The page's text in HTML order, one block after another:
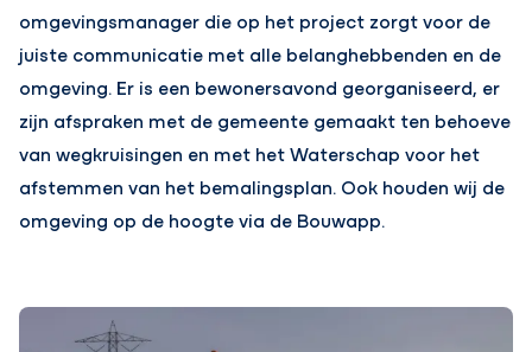
omgevingsmanager die op het project zorgt voor de
juiste communicatie met alle belanghebbenden en de
omgeving. Er is een bewonersavond georganiseerd, er
zijn afspraken met de gemeente gemaakt ten behoeve
van wegkruisingen en met het Waterschap voor het
afstemmen van het bemalingsplan. Ook houden wij de
omgeving op de hoogte via de Bouwapp.